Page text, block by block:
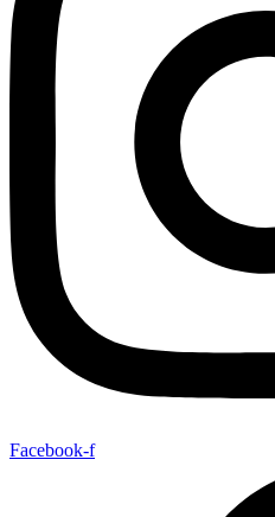
Facebook-f